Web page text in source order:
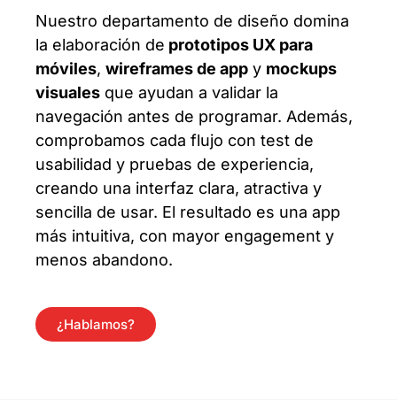
Nuestro departamento de diseño domina
la elaboración de prototipos UX para
móviles, wireframes de app y mockups
visuales que ayudan a validar la
navegación antes de programar. Además,
comprobamos cada flujo con test de
usabilidad y pruebas de experiencia,
creando una interfaz clara, atractiva y
sencilla de usar. El resultado es una app
más intuitiva, con mayor engagement y
menos abandono.
¿Hablamos?